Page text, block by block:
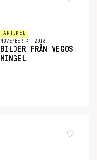
ARTIKEL
NOVEMBER 4, 2016
BILDER FRÅN VEGOS
MINGEL